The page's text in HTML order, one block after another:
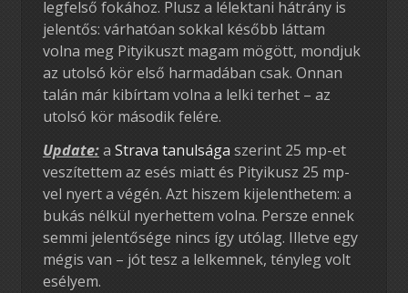
legfelső fokához. Plusz a lélektani hátrány is
jelentős: várhatóan sokkal később láttam
volna meg Pityikuszt magam mögött, mondjuk
az utolsó kör első harmadában csak. Onnan
talán már kibírtam volna a lelki terhet – az
utolsó kör második felére.
Update:a Strava tanulsága szerint 25 mp-et
veszítettem az esés miatt és Pityikusz 25 mp-
vel nyert a végén. Azt hiszem kijelenthetem: a
bukás nélkül nyerhettem volna. Persze ennek
semmi jelentősége nincs így utólag. Illetve egy
mégis van – jót tesz a lelkemnek, tényleg volt
esélyem.